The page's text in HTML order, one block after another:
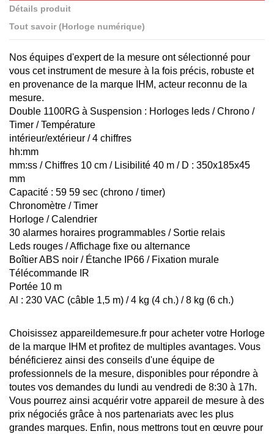
Détails produit
Tout savoir (Horloge numérique)
Nos équipes d'expert de la mesure ont sélectionné pour
vous cet instrument de mesure à la fois précis, robuste et
en provenance de la marque IHM, acteur reconnu de la
mesure.
Double 1100RG à Suspension : Horloges leds / Chrono /
Timer / Température
intérieur/extérieur / 4 chiffres
hh:mm
mm:ss / Chiffres 10 cm / Lisibilité 40 m / D : 350x185x45
mm
Capacité : 59 59 sec (chrono / timer)
Chronomètre / Timer
Horloge / Calendrier
30 alarmes horaires programmables / Sortie relais
Leds rouges / Affichage fixe ou alternance
Boîtier ABS noir / Étanche IP66 / Fixation murale
Télécommande IR
Portée 10 m
Al : 230 VAC (câble 1,5 m) / 4 kg (4 ch.) / 8 kg (6 ch.)
Choisissez appareildemesure.fr pour acheter votre Horloge
de la marque IHM et profitez de multiples avantages. Vous
bénéficierez ainsi des conseils d'une équipe de
professionnels de la mesure, disponibles pour répondre à
toutes vos demandes du lundi au vendredi de 8:30 à 17h.
Vous pourrez ainsi acquérir votre appareil de mesure à des
prix négociés grâce à nos partenariats avec les plus
grandes marques. Enfin, nous mettrons tout en œuvre pour